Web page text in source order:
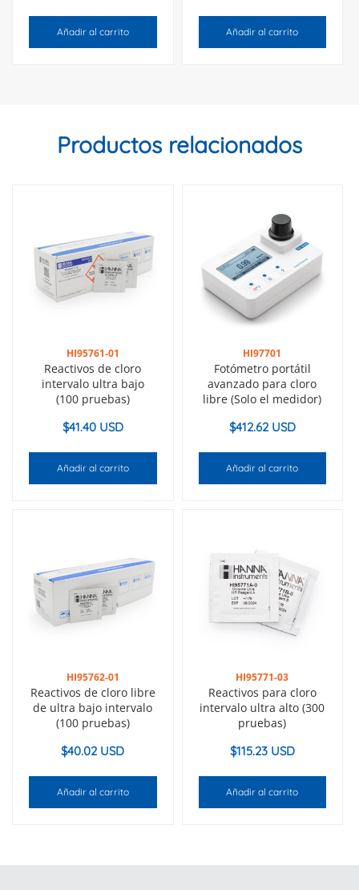
Añadir al carrito Añadir al carrito
Productos relacionados
HI95761-01
Reactivos de cloro
intervalo ultra bajo
(100 pruebas)
$41.40 USD
Añadir al carrito
HI97701
Fotómetro portátil
avanzado para cloro
libre (Solo el medidor)
$412.62 USD
Añadir al carrito
HI95762-01
Reactivos de cloro libre
de ultra bajo intervalo
(100 pruebas)
$40.02 USD
Añadir al carrito
HI95771-03
Reactivos para cloro
intervalo ultra alto (300
pruebas)
$115.23 USD
Añadir al carrito